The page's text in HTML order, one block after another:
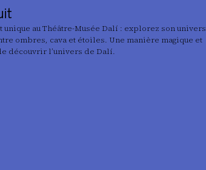
unique au Théâtre-Musée Dalí : explorez son univers
ombres, cava et étoiles. Une manière magique et
découvrir l’univers de Dalí.